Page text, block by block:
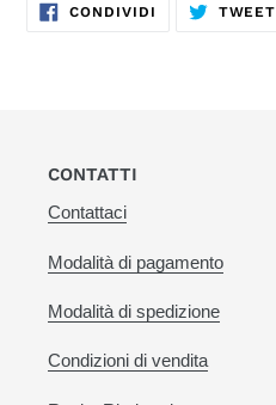
CONDIVIDI CONDIVIDITWEET
CONTATTI
Contattaci
Modalità di pagamento
Modalità di spedizione
Condizioni di vendita